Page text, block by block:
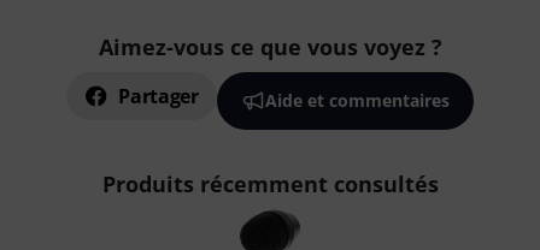
Aimez-vous ce que vous voyez ?
Partager Aide et commentaires
Produits récemment consultés